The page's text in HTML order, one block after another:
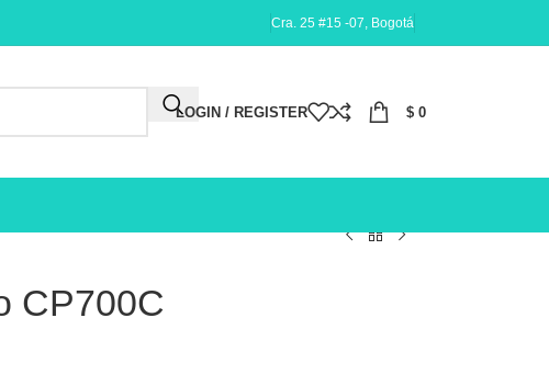
Cra. 25 #15 -07, Bogotá
LOGIN / REGISTER $ 0
CP700C